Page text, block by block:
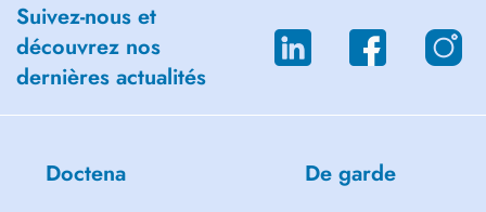
Suivez-nous et
découvrez nos
dernières actualités
Doctena De garde